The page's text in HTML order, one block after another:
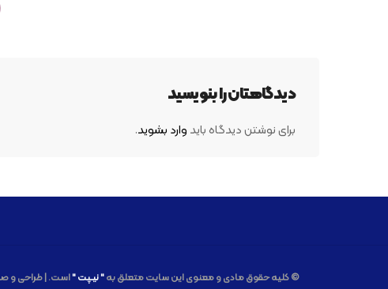
دیدگاهتان را بنویسید
برای نوشتن دیدگاه باید وارد بشوید.
© کلیه حقوق مادی و معنوی این سایت متعلق به" نیـپت "است. | طراحی و